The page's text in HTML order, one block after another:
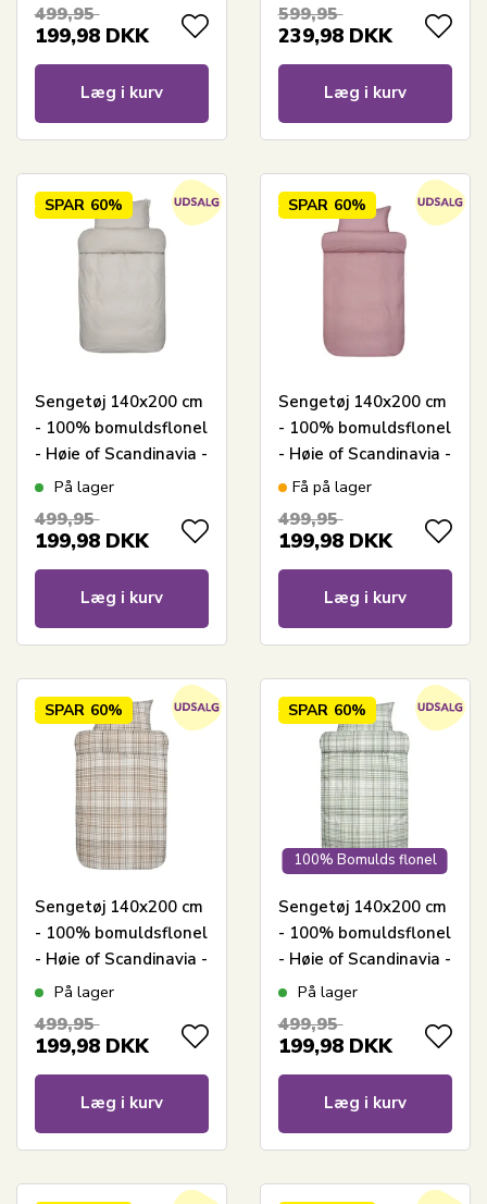
499,95
199,98 DKK
Læg i kurv
599,95
239,98 DKK
Læg i kurv
SPAR 60%
Sengetøj 140x200 cm
- 100% bomuldsflonel
- Høie of Scandinavia -
Balder Brun
På lager
499,95
199,98 DKK
Læg i kurv
SPAR 60%
Sengetøj 140x200 cm
- 100% bomuldsflonel
- Høie of Scandinavia -
Balder Rød
Få på lager
499,95
199,98 DKK
Læg i kurv
SPAR 60%
Sengetøj 140x200 cm
- 100% bomuldsflonel
- Høie of Scandinavia -
David Dæmpet Brun
På lager
499,95
199,98 DKK
Læg i kurv
100% Bomulds flonel
SPAR 60%
Sengetøj 140x200 cm
- 100% bomuldsflonel
- Høie of Scandinavia -
David Dæmpet Grøn
På lager
499,95
199,98 DKK
Læg i kurv